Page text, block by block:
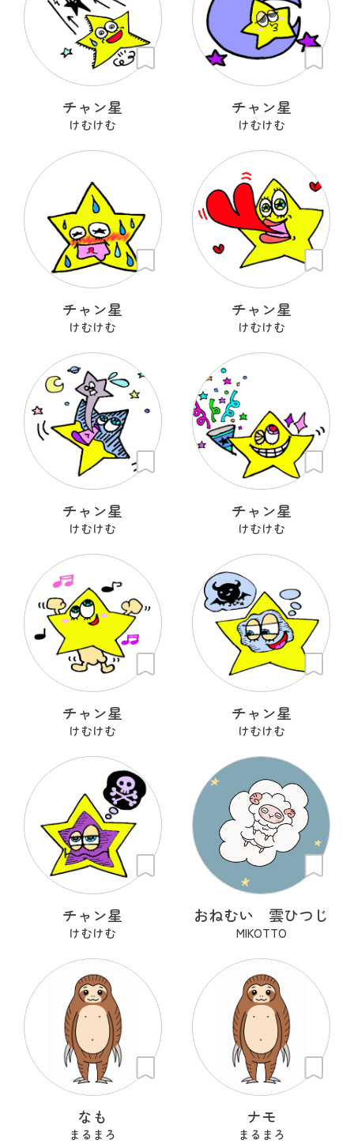
チャン星
けむけむ
チャン星
けむけむ
チャン星
けむけむ
チャン星
けむけむ
チャン星
けむけむ
チャン星
けむけむ
チャン星
けむけむ
チャン星
けむけむ
チャン星
けむけむ
おねむい 雲ひつじ
MIKOTTO
なも
まるまろ
ナモ
まるまろ